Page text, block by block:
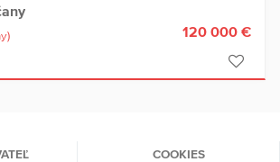
120 000 €
COOKIES